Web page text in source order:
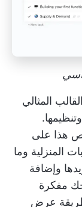
المثالي
هذا على
المنزلية وما
وإضافة
مفكرة
طريقة عرض